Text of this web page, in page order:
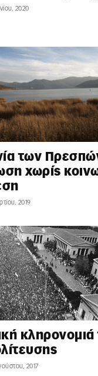
2020
των
χωρίς
2019
κληρονομιά
2017